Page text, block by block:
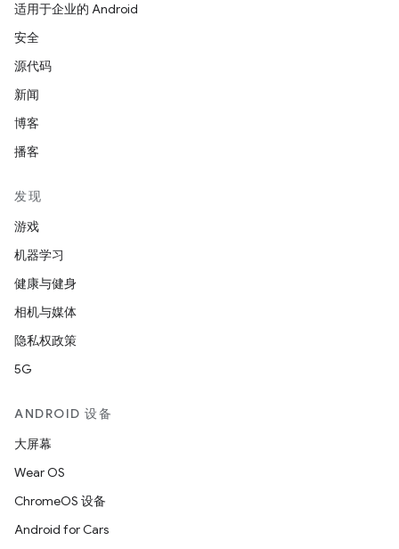
适用于企业的 Android
安全
源代码
新闻
博客
播客
发现
游戏
机器学习
健康与健身
相机与媒体
隐私权政策
5G
ANDROID 设备
大屏幕
Wear OS
ChromeOS 设备
Android for Cars